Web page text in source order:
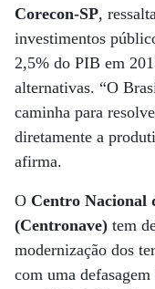
Corecon-SP,
investimentos
2,5% do PIB em
alternativas. “O
caminha para
diretamente a
afirma.
O Centro Nacional
(Centronave) tem
modernização dos
com uma